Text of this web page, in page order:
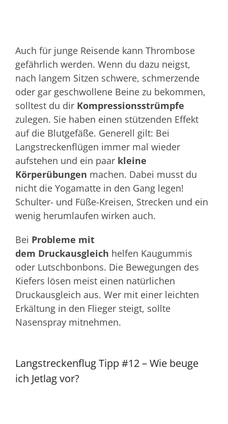
Auch für junge Reisende kann Thrombose
gefährlich werden. Wenn du dazu neigst,
nach langem Sitzen schwere, schmerzende
oder gar geschwollene Beine zu bekommen,
solltest du dir Kompressionsstrümpfe
zulegen. Sie haben einen stützenden Effekt
auf die Blutgefäße. Generell gilt: Bei
Langstreckenflügen immer mal wieder
aufstehen und ein paar kleine
Körperübungen machen. Dabei musst du
nicht die Yogamatte in den Gang legen!
Schulter- und Füße-Kreisen, Strecken und ein
wenig herumlaufen wirken auch.
Bei Probleme mit
dem Druckausgleich helfen Kaugummis
oder Lutschbonbons. Die Bewegungen des
Kiefers lösen meist einen natürlichen
Druckausgleich aus. Wer mit einer leichten
Erkältung in den Flieger steigt, sollte
Nasenspray mitnehmen.
Langstreckenflug Tipp #12 – Wie beuge
ich Jetlag vor?